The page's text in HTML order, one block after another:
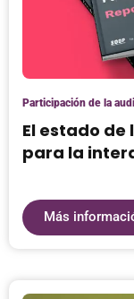
Participación de la
El estado
para la
Más